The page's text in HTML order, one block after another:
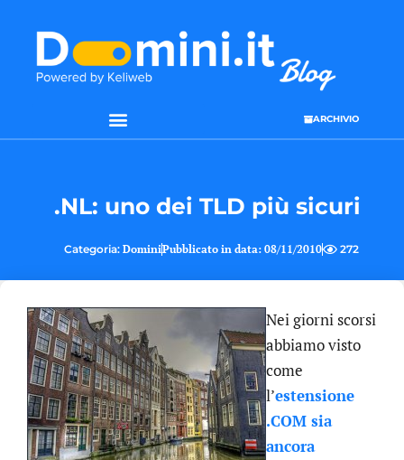
ARCHIVIO
.NL: uno dei TLD più sicuri
Categoria: DominiPubblicato in data: 08/11/2010 272
Nei giorni scorsi
abbiamo visto
come
l’estensione
.COM sia
ancora